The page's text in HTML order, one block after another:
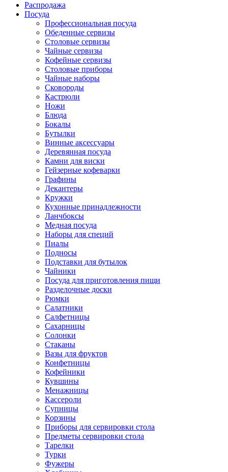
Распродажа
Посуда
Профессиональная посуда
Обеденные сервизы
Столовые сервизы
Чайные сервизы
Кофейные сервизы
Столовые приборы
Чайные наборы
Сковороды
Кастрюли
Ножи
Блюда
Бокалы
Бутылки
Винные аксессуары
Деревянная посуда
Камни для виски
Гейзерные кофеварки
Графины
Декантеры
Кружки
Кухонные принадлежности
Ланчбоксы
Медная посуда
Наборы для специй
Пиалы
Подносы
Подставки для бутылок
Чайники
Посуда для приготовления пищи
Разделочные доски
Рюмки
Салатники
Салфетницы
Сахарницы
Солонки
Стаканы
Вазы для фруктов
Конфетницы
Кофейники
Кувшины
Менажницы
Кассероли
Супницы
Корзины
Приборы для сервировки стола
Предметы сервировки стола
Тарелки
Турки
Фужеры